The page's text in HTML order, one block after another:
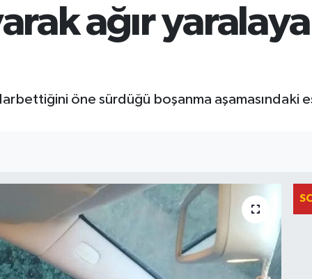
ağır
öne sürdüğü boşanma aşamasındaki